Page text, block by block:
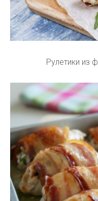
Рулетики из